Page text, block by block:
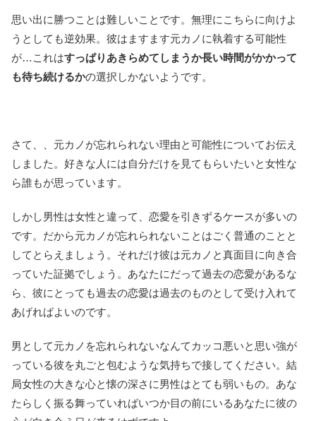
思い出に勝つことは難しいことです。無理にこちらに向けよ
うとしても逆効果。彼はますます元カノに執着する可能性
が…これはすっぱりあきらめてしまうか長い時間がかかって
も待ち続けるかの選択しかないようです。
さて、、元カノが忘れられない理由と可能性についてお伝え
しました。好きな人には自分だけを見てもらいたいと女性な
ら誰もが思っています。
しかし男性は女性と違って、恋愛を引きずるケースが多いの
です。だから元カノが忘れられないことはごく普通のことと
してとらえましょう。それだけ彼は元カノと真面目に向き合
っていた証拠でしょう。あなたにだって過去の恋愛があるな
ら、彼にとっても過去の恋愛は過去のものとして受け入れて
あげればよいのです。
男として元カノを忘れられないなんてカッコ悪いと思い強が
っている彼を丸ごと包むような気持ちで接してください。結
局女性の大きな心と懐の深さに男性はとても弱いもの。あな
たらしく振る舞っていればいつか目の前にいるあなたに彼の